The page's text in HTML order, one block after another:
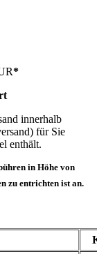
*
innerhalb
für Sie
enthält.
in Höhe von
zu entrichten ist an.